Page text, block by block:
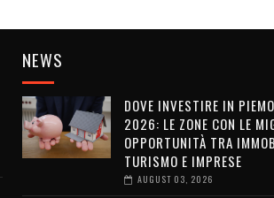
NEWS
DOVE INVESTIRE IN
2026: LE ZONE CON LE
OPPORTUNITÀ TRA
TURISMO E IMPRESE
AUGUST 03, 2026